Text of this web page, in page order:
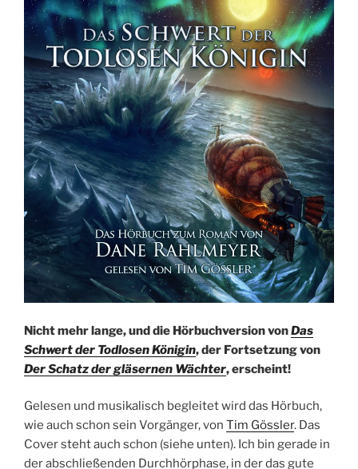
Nicht mehr lange, und die Hörbuchversion vonDas
Schwert der Todlosen Königin, der Fortsetzung von
Der Schatz der gläsernen Wächter, erscheint!
Gelesen und musikalisch begleitet wird das Hörbuch,
wie auch schon sein Vorgänger, von Tim Gössler. Das
Cover steht auch schon (siehe unten). Ich bin gerade in
der abschließenden Durchhörphase, in der das gute